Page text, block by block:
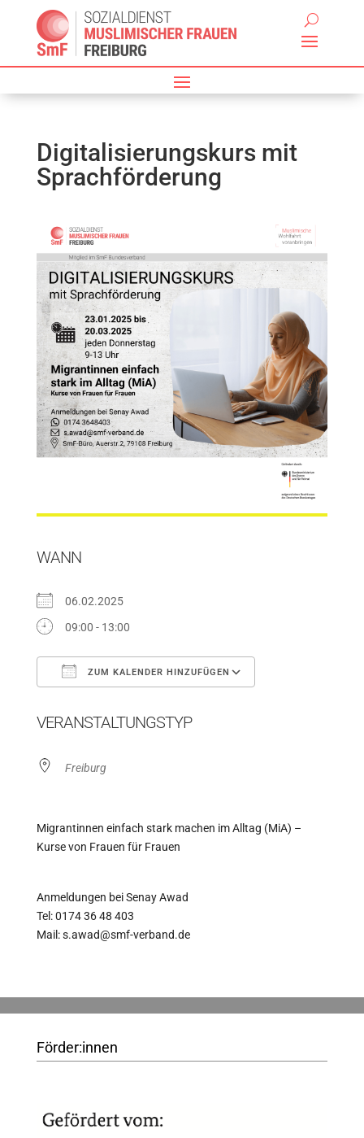
Digitalisierungskurs mit
Sprachförderung
WANN
06.02.2025
09:00 - 13:00
ZUM KALENDER HINZUFÜGEN
VERANSTALTUNGSTYP
Freiburg
Migrantinnen einfach stark machen im Alltag (MiA) –
Kurse von Frauen für Frauen
Anmeldungen bei Senay Awad
Tel: 0174 36 48 403
Mail: s.awad@smf-verband.de
Förder:innen